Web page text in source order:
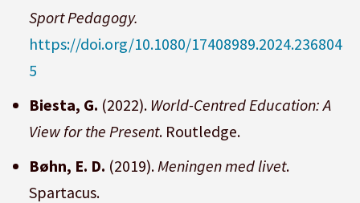
Sport Pedagogy.
https://doi.org/10.1080/17408989.2024.236804
5
Biesta, G. (2022). World-Centred Education: A
View for the Present. Routledge.
Bøhn, E. D. (2019). Meningen med livet.
Spartacus.